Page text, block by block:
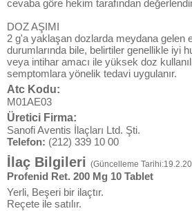
cevaba göre hekim tarafından
DOZ AŞIMI
2 g'a yaklaşan dozlarda meydana gelen
durumlarında bile, belirtiler genellikle iyi
veya intihar amacı ile yüksek doz
semptomlara yönelik tedavi uygulanır.
Atc Kodu:
M01AE03
Üretici Firma:
Sanofi Aventis İlaçları Ltd. Şti.
Telefon: (212) 339 10 00
İlaç Bilgileri (Güncelleme
Profenid Ret. 200 Mg 10 Tablet
Yerli, Beşeri bir ilaçtır.
Reçete ile satılır.